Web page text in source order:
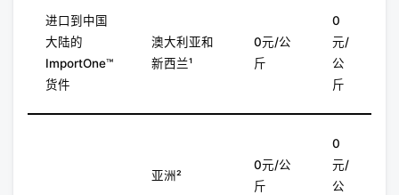
进口到中国
大陆的
ImportOne™
货件
澳大利亚和
新西兰¹
0元/公
斤
0
元/
公
斤
亚洲²
0元/公
斤
0
元/
公